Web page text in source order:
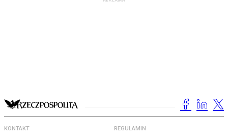
KONTAKT REGULAMIN